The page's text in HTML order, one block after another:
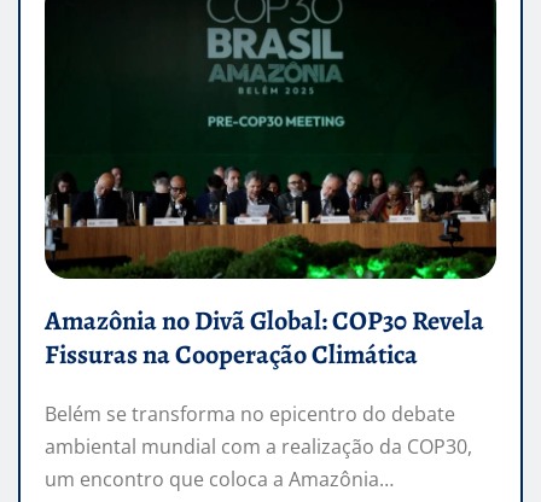
Amazônia no Divã Global: COP30 Revela
Fissuras na Cooperação Climática
Belém se transforma no epicentro do debate
ambiental mundial com a realização da COP30,
um encontro que coloca a Amazônia…